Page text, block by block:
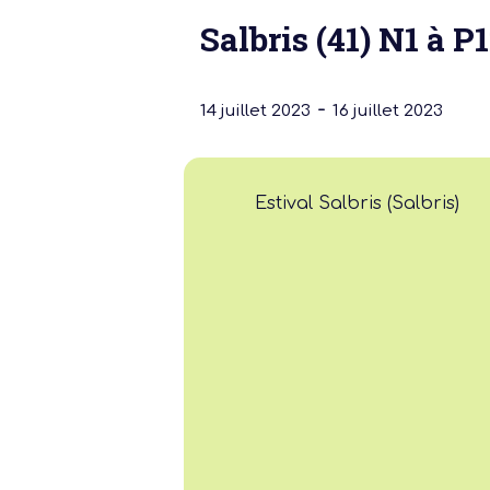
Salbris (41) N1 à
14 juillet 2023 - 16 juillet 2023
Estival Salbris (Salbris)